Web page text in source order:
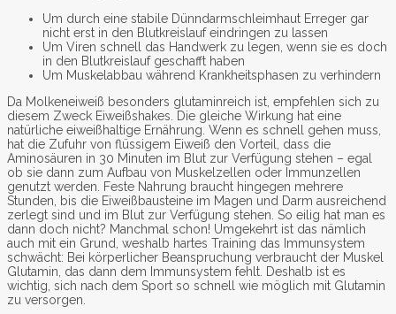
Um durch eine stabile Dünndarmschleimhaut Erreger gar
nicht erst in den Blutkreislauf eindringen zu lassen
Um Viren schnell das Handwerk zu legen, wenn sie es doch
in den Blutkreislauf geschafft haben
Um Muskelabbau während Krankheitsphasen zu verhindern
Da Molkeneiweiß besonders glutaminreich ist, empfehlen sich zu
diesem Zweck Eiweißshakes. Die gleiche Wirkung hat eine
natürliche eiweißhaltige Ernährung. Wenn es schnell gehen muss,
hat die Zufuhr von flüssigem Eiweiß den Vorteil, dass die
Aminosäuren in 30 Minuten im Blut zur Verfügung stehen – egal
ob sie dann zum Aufbau von Muskelzellen oder Immunzellen
genutzt werden. Feste Nahrung braucht hingegen mehrere
Stunden, bis die Eiweißbausteine im Magen und Darm ausreichend
zerlegt sind und im Blut zur Verfügung stehen. So eilig hat man es
dann doch nicht? Manchmal schon! Umgekehrt ist das nämlich
auch mit ein Grund, weshalb hartes Training das Immunsystem
schwächt: Bei körperlicher Beanspruchung verbraucht der Muskel
Glutamin, das dann dem Immunsystem fehlt. Deshalb ist es
wichtig, sich nach dem Sport so schnell wie möglich mit Glutamin
zu versorgen.